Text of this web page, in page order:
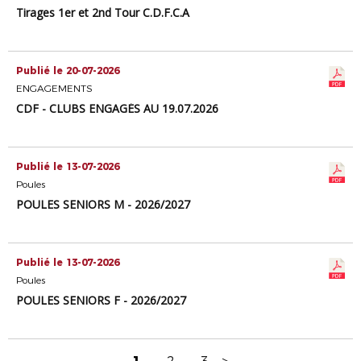
Tirages 1er et 2nd Tour C.D.F.C.A
Publié le 20-07-2026
ENGAGEMENTS
CDF - CLUBS ENGAGÉS AU 19.07.2026
Publié le 13-07-2026
Poules
POULES SENIORS M - 2026/2027
Publié le 13-07-2026
Poules
POULES SENIORS F - 2026/2027